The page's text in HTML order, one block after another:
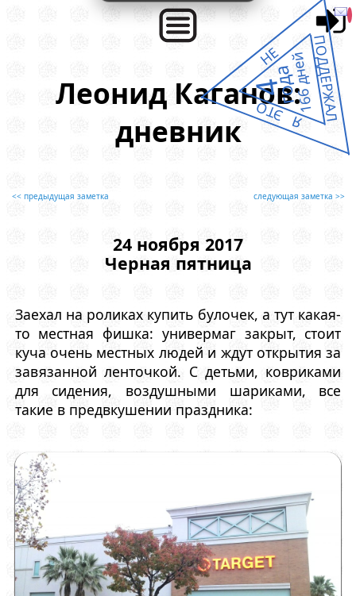
Леонид Каганов:
дневник
<< предыдущая заметка следующая заметка >>
24 ноября 2017
Черная пятница
Заехал на роликах купить булочек, а тут какая-
то местная фишка: универмаг закрыт, стоит
куча очень местных людей и ждут открытия за
завязанной ленточкой. С детьми, ковриками
для сидения, воздушными шариками, все
такие в предвкушении праздника:
Я ЭТО
НЕ ПОДДЕРЖАЛ
4
года166 дней